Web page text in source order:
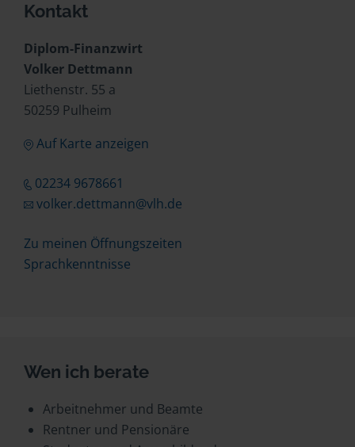
Kontakt
Diplom-Finanzwirt
Volker Dettmann
Liethenstr. 55 a
50259 Pulheim
Auf Karte anzeigen
02234 9678661
volker.dettmann@vlh.de
Zu meinen Öffnungszeiten
Sprachkenntnisse
Wen ich berate
Arbeitnehmer und Beamte
Rentner und Pensionäre